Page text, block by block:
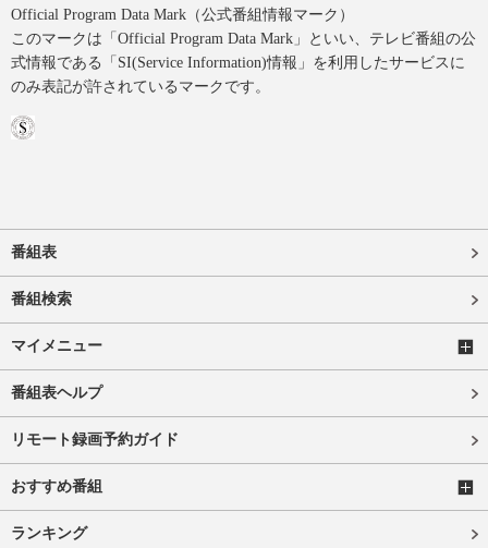
Official Program Data Mark（公式番組情報マーク）
このマークは「Official Program Data Mark」といい、テレビ番組の公
式情報である「SI(Service Information)情報」を利用したサービスに
のみ表記が許されているマークです。
番組表
番組検索
マイメニュー
番組表ヘルプ
リモート録画予約ガイド
おすすめ番組
ランキング